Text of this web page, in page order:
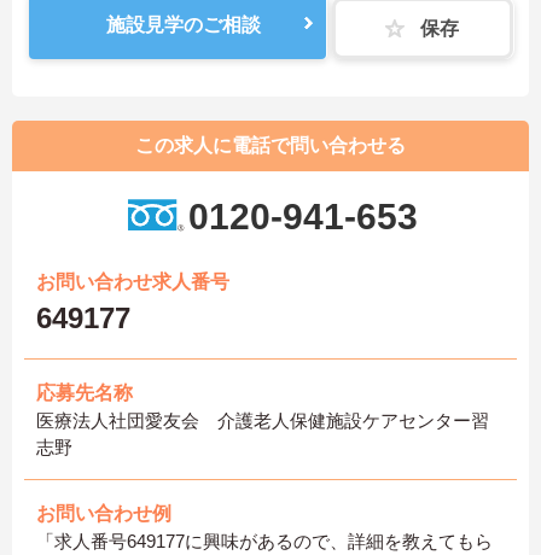
施設見学のご相談 保存
この求人に電話で問い合わせる
0120-941-653
お問い合わせ求人番号
649177
応募先名称
医療法人社団愛友会 介護老人保健施設ケアセンター習
志野
お問い合わせ例
「求人番号649177に興味があるので、詳細を教えてもら